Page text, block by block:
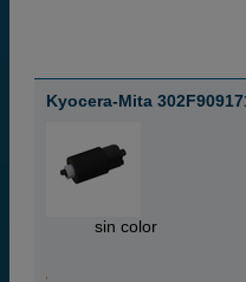
Kyocera-Mita
sin color